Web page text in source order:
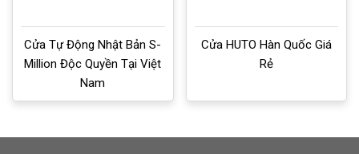
Cửa Tự Động Nhật Bản S-
Million Độc Quyền Tại Việt
Nam
Cửa HUTO Hàn Quốc Giá
Rẻ